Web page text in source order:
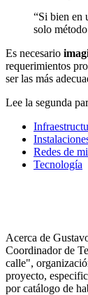
“Si bien en
solo
Es necesario
requerimientos
ser las más
Lee la segunda
Redes de
Tecnología
Acerca de
Coordinador de
calle",
proyecto,
por catálogo de